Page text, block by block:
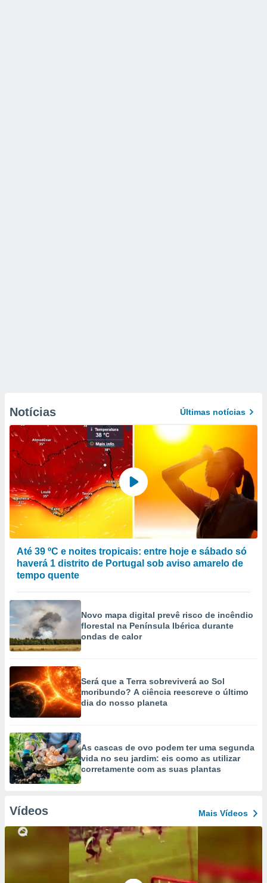
Notícias Últimas notícias
Até 39 ºC e noites tropicais: entre hoje e sábado só
haverá 1 distrito de Portugal sob aviso amarelo de
tempo quente
Novo mapa digital prevê risco de incêndio
florestal na Península Ibérica durante
ondas de calor
Será que a Terra sobreviverá ao Sol
moribundo? A ciência reescreve o último
dia do nosso planeta
As cascas de ovo podem ter uma segunda
vida no seu jardim: eis como as utilizar
corretamente com as suas plantas
Vídeos Mais Vídeos